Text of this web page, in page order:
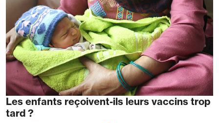
Les enfants reçoivent-ils leurs vaccins trop
tard ?